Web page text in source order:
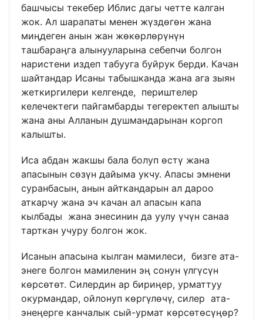
башчысы текебер Иблис дагы четте калган
жок. Ал шарапаты менен жүздөгөн жана
миңдеген анын жан жөкөрлөрүнүн
ташбараңга алынууларына себепчи болгон
наристени издеп табууга буйрук берди. Качан
шайтандар Исаны табышканда жана ага зыян
жеткиргилери келгенде, периштелер
келечектеги пайгамбарды тегеректеп алышты
жана аны Алланын душмандарынан коргоп
калышты.
Иса абдан жакшы бала болуп өстү жана
апасынын сөзүн дайыма укчу. Апасы эмнени
суранбасын, анын айткандарын ал дароо
аткарчу жана эч качан ал апасын капа
кылбады жана энесинин да уулу үчүн санаа
тарткан учуру болгон жок.
Исанын апасына кылган мамилеси, бизге ата-
энеге болгон мамиленин эң сонун үлгүсүн
көрсөтөт. Силердин ар бириңер, урматтуу
окурмандар, ойлонуп көргүлөчү, силер ата-
энеңерге канчалык сый-урмат көрсөтөсүңөр?